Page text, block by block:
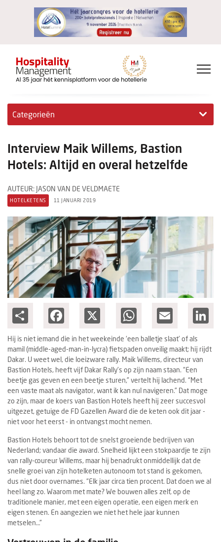
Categorieën
Hotelovernames
Jong & Ambitieus
Columns
Michelin
Nieuwe hotels
Personalia
HotelSummit
Interview Maik Willems, Bastion
Hotels: Altijd en overal hetzelfde
AUTEUR: JASON VAN DE VELDMAETE
HOTELKETENS 11 JANUARI 2019
Facebook WhatsAppEmail
Hij is niet iemand die in het weekeinde ‘een balletje slaat’ of als
mamil (middle-aged-man-in-lycra) fietspaden onveilig maakt; hij rijdt
Dakar. U weet wel, die loeizware rally. Maik Willems, directeur van
Bastion Hotels, heeft vijf Dakar Rally’s op zijn naam staan. “Een
beetje gas geven en een beetje sturen,” vertelt hij lachend. “Met
een vaste maat als navigator, want ik kan nul navigeren.” Dat moge
zo zijn, maar de koers van Bastion Hotels heeft hij zeer succesvol
uitgezet, getuige de FD Gazellen Award die de keten ook dit jaar -
niet voor het eerst - in ontvangst mocht nemen.
Bastion Hotels behoort tot de snelst groeiende bedrijven van
Nederland; vandaar die award. Snelheid lijkt een stokpaardje te zijn
van rally-coureur Willems, maar hij benadrukt onmiddellijk dat de
snelle groei van zijn hotelketen autonoom tot stand is gekomen,
dus niet door overnames. “Elk jaar circa tien procent. Dat doen we al
heel lang zo. Waarom met mate? We bouwen alles zelf, op de
traditionele manier, met een eigen operatie, een eigen merk en
eigen stenen. En aangezien we niet het hele jaar kunnen
metselen…”